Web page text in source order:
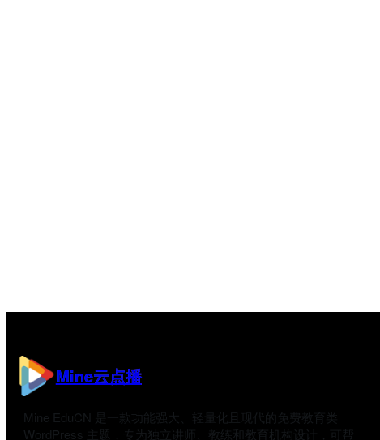
Mine云点播
Mine EduCN 是一款功能强大、轻量化且现代的免费教育类
WordPress 主题，专为独立讲师、教练和教育机构设计，可帮